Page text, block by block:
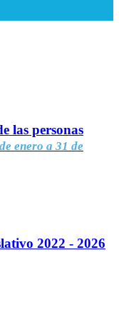
las personas
enero a 31 de
2022 - 2026